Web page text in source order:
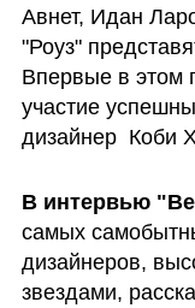
Авнет, Идан
"Роуз"
Впервые в этом
участие
дизайнер  Коби
В интервью
самых
дизайнеров,
звездами,